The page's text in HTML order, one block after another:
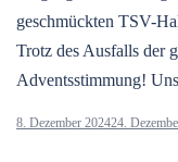
geschmückten TSV-
Trotz des Ausfalls der
Adventsstimmung!
8. Dezember 202424.